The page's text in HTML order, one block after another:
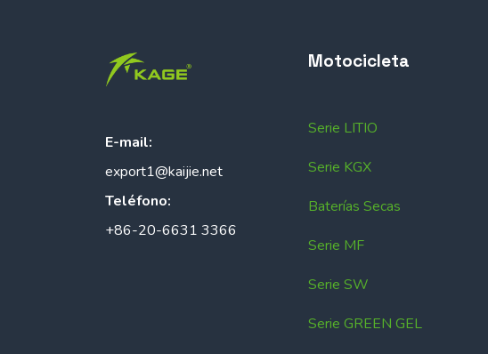
E-mail:
export1@kaijie.net
Teléfono:
+86-20-6631 3366
Motocicleta
Serie LITIO
Serie KGX
Baterías Secas
Serie MF
Serie SW
Serie GREEN GEL